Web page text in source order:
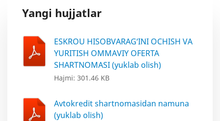
Yangi hujjatlar
ESKROU HISOBVARAG‘INI OCHISH VA
YURITISH OMMAVIY OFERTA
SHARTNOMASI (yuklab olish)
Hajmi: 301.46 KB
Avtokredit shartnomasidan namuna
(yuklab olish)